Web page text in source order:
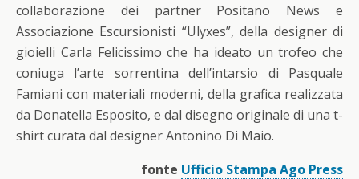
collaborazione dei partner Positano News e
Associazione Escursionisti “Ulyxes”, della designer di
gioielli Carla Felicissimo che ha ideato un trofeo che
coniuga l’arte sorrentina dell’intarsio di Pasquale
Famiani con materiali moderni, della grafica realizzata
da Donatella Esposito, e dal disegno originale di una t-
shirt curata dal designer Antonino Di Maio.
fonte Ufficio Stampa Ago Press